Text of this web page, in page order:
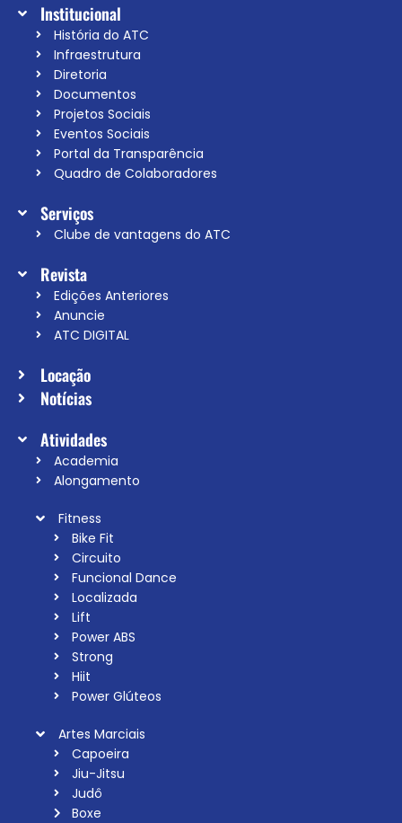
Institucional
História do ATC
Infraestrutura
Diretoria
Documentos
Projetos Sociais
Eventos Sociais
Portal da Transparência
Quadro de Colaboradores
Serviços
Clube de vantagens do ATC
Revista
Edições Anteriores
Anuncie
ATC DIGITAL
Locação
Notícias
Atividades
Academia
Alongamento
Fitness
Bike Fit
Circuito
Funcional Dance
Localizada
Lift
Power ABS
Strong
Hiit
Power Glúteos
Artes Marciais
Capoeira
Jiu-Jitsu
Judô
Boxe